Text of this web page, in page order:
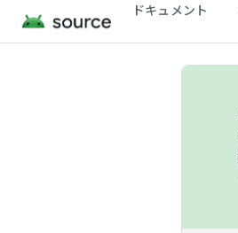
ドキュメント